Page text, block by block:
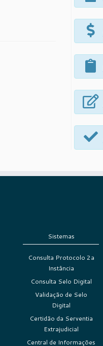
Sistemas
Consulta Protocolo 2a
Instância
Consulta Selo Digital
Validação de Selo
Digital
Certidão da Serventia
Extrajudicial
Central de Informações